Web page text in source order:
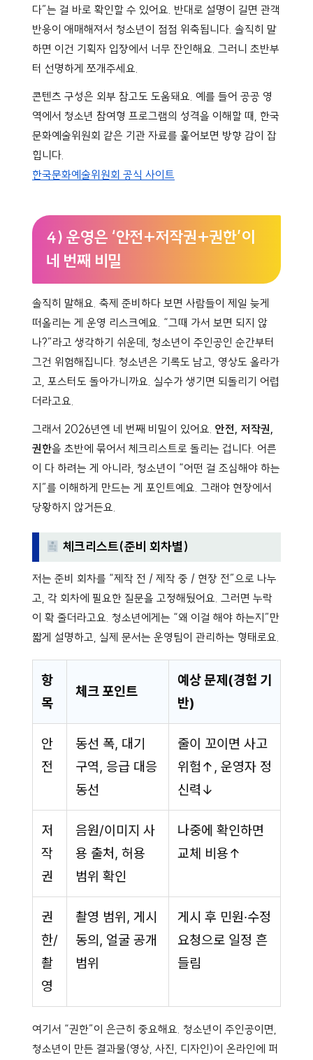
다”는 걸 바로 확인할 수 있어요. 반대로 설명이 길면 관객
반응이 애매해져서 청소년이 점점 위축됩니다. 솔직히 말
하면 이건 기획자 입장에서 너무 잔인해요. 그러니 초반부
터 선명하게 쪼개주세요.
콘텐츠 구성은 외부 참고도 도움돼요. 예를 들어 공공 영
역에서 청소년 참여형 프로그램의 성격을 이해할 때, 한국
문화예술위원회 같은 기관 자료를 훑어보면 방향 감이 잡
힙니다.
한국문화예술위원회 공식 사이트
4) 운영은 ‘안전+저작권+권한’이
네 번째 비밀
솔직히 말해요. 축제 준비하다 보면 사람들이 제일 늦게
떠올리는 게 운영 리스크예요. “그때 가서 보면 되지 않
나?”라고 생각하기 쉬운데, 청소년이 주인공인 순간부터
그건 위험해집니다. 청소년은 기록도 남고, 영상도 올라가
고, 포스터도 돌아가니까요. 실수가 생기면 되돌리기 어렵
더라고요.
그래서 2026년엔 네 번째 비밀이 있어요. 안전, 저작권,
권한을 초반에 묶어서 체크리스트로 돌리는 겁니다. 어른
이 다 하려는 게 아니라, 청소년이 “어떤 걸 조심해야 하는
지”를 이해하게 만드는 게 포인트예요. 그래야 현장에서
당황하지 않거든요.
체크리스트(준비 회차별)
저는 준비 회차를 “제작 전 / 제작 중 / 현장 전”으로 나누
고, 각 회차에 필요한 질문을 고정해뒀어요. 그러면 누락
이 확 줄더라고요. 청소년에게는 “왜 이걸 해야 하는지”만
짧게 설명하고, 실제 문서는 운영팀이 관리하는 형태로요.
항
목
체크 포인트
예상 문제(경험 기
반)
안
전
동선 폭, 대기
구역, 응급 대응
동선
줄이 꼬이면 사고
위험↑, 운영자 정
신력↓
저
작
권
음원/이미지 사
용 출처, 허용
범위 확인
나중에 확인하면
교체 비용↑
권
한/
촬
영
촬영 범위, 게시
동의, 얼굴 공개
범위
게시 후 민원·수정
요청으로 일정 흔
들림
여기서 “권한”이 은근히 중요해요. 청소년이 주인공이면,
청소년이 만든 결과물(영상, 사진, 디자인)이 온라인에 퍼